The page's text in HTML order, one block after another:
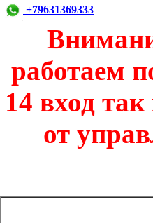
+79631369333
работаем
14 вход
от